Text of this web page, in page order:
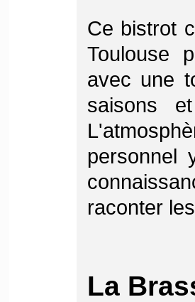
Ce bistrot
Toulouse
avec une
saisons
personnel
raconter
La